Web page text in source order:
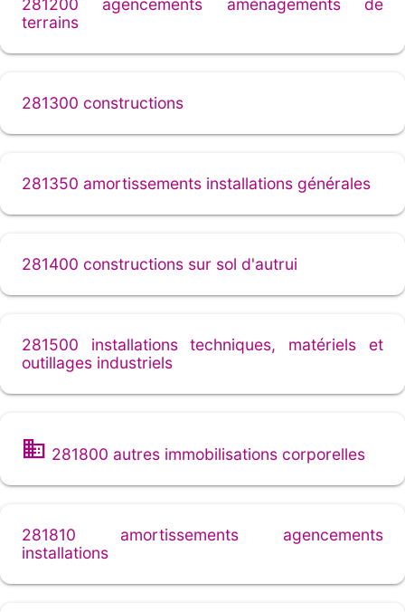
281200 agencements aménagements de
terrains
281300 constructions
281350 amortissements installations générales
281400 constructions sur sol d'autrui
281500 installations techniques, matériels et
outillages industriels
281800 autres immobilisations corporelles
281810 amortissements agencements
installations